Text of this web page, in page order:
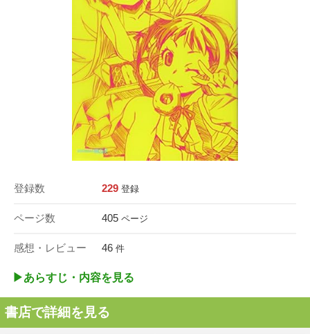
登録数 229 登録
ページ数 405 ページ
感想・レビュー 46 件
▶︎あらすじ・内容を見る
書店で詳細を見る